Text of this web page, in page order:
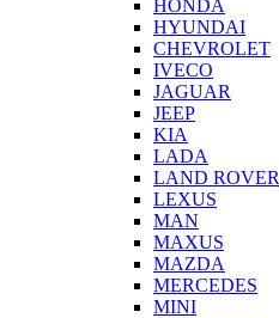
HONDA
HYUNDAI
CHEVROLET
IVECO
JAGUAR
JEEP
KIA
LADA
LAND ROVER
LEXUS
MAN
MAXUS
MAZDA
MERCEDES
MINI